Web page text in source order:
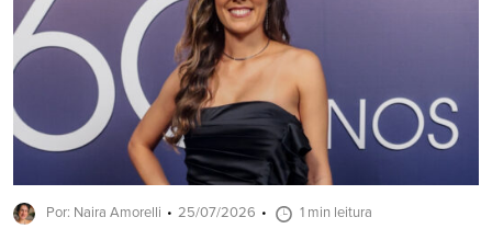
Por: Naira Amorelli 25/07/2026 1 min leitura